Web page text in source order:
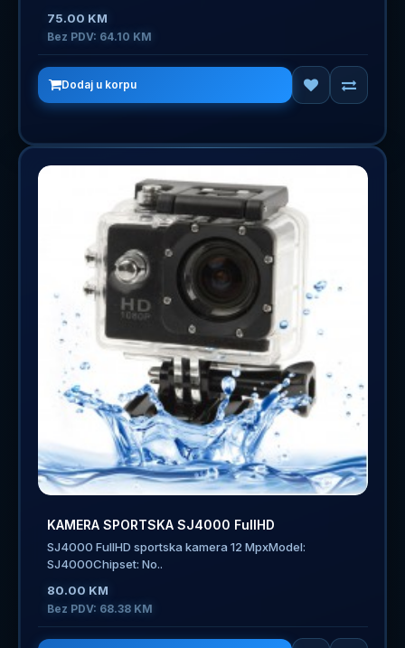
75.00 KM
Bez PDV: 64.10 KM
Dodaj u korpu
KAMERA SPORTSKA SJ4000 FullHD
SJ4000 FullHD sportska kamera 12 MpxModel:
SJ4000Chipset: No..
80.00 KM
Bez PDV: 68.38 KM